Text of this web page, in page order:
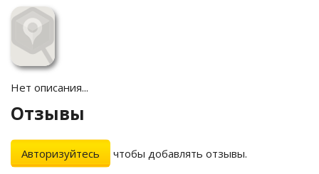
Нет описания...
Отзывы
Авторизуйтесь
чтобы добавлять отзывы.